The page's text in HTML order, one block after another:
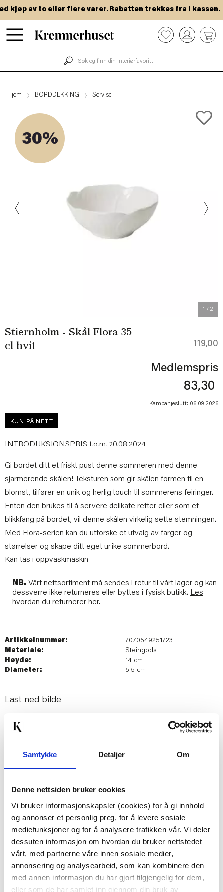
Samtykke Detaljer Om
Denne nettsiden bruker cookies
Vi bruker informasjonskapsler (cookies) for å gi innhold
og annonser et personlig preg, for å levere sosiale
mediefunksjoner og for å analysere trafikken vår. Vi deler
dessuten informasjon om hvordan du bruker nettstedet
vårt, med partnerne våre innen sosiale medier,
annonsering og analysearbeid, som kan kombinere den
med annen informasjon du har gjort tilgjengelig for dem,
eller som de har samlet inn gjennom din bruk av
Hopp
til
kjøp av to eller flere varer. Rabatten trekkes fra i kassen.
0
Hjem BORDDEKKING Servise
30%
1 / 2
Stiernholm - Skål Flora 35
cl hvit
119,00
Medlemspris
83,30
Kampanjeslutt: 06.09.2026
KUN PÅ NETT
INTRODUKSJONSPRIS t.o.m. 20.08.2024
Gi bordet ditt et friskt pust denne sommeren med denne
sjarmerende skålen! Teksturen som gir skålen formen til en
blomst, tilfører en unik og herlig touch til sommerens feiringer.
Enten den brukes til å servere delikate retter eller som et
blikkfang på bordet, vil denne skålen virkelig sette stemningen.
Med Flora-serien kan du utforske et utvalg av farger og
størrelser og skape ditt eget unike sommerbord.
Kan tas i oppvaskmaskin
NB. Vårt nettsortiment må sendes i retur til vårt lager og kan
dessverre ikke returneres eller byttes i fysisk butikk. Les
hvordan du returnerer her.
Artikkelnummer:
7070549251723
Materiale:
Steingods
Høyde:
14 cm
Diameter:
5.5 cm
Last ned bilde
Passer med
LYKKETEGNING -
SUPER KRUS 40 CL
BLÅ
30%
MUUBS - MINERVA
LYSESTAKE BEIGE
864,00